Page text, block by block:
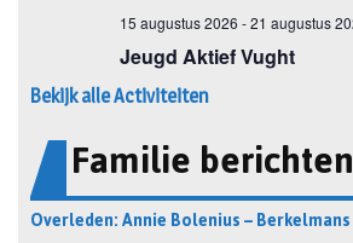
Bekijk alle Activiteiten
Familie berichten
Overleden: Annie Bolenius – Berkelmans